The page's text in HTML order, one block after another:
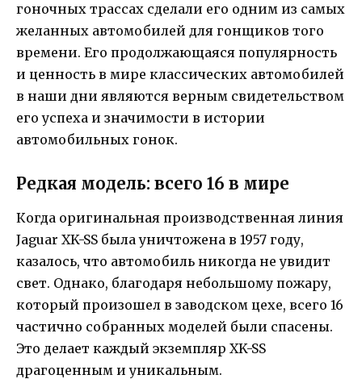
гоночных трассах сделали его одним из самых
желанных автомобилей для гонщиков того
времени. Его продолжающаяся популярность
и ценность в мире классических автомобилей
в наши дни являются верным свидетельством
его успеха и значимости в истории
автомобильных гонок.
Редкая модель: всего 16 в мире
Когда оригинальная производственная линия
Jaguar XK-SS была уничтожена в 1957 году,
казалось, что автомобиль никогда не увидит
свет. Однако, благодаря небольшому пожару,
который произошел в заводском цехе, всего 16
частично собранных моделей были спасены.
Это делает каждый экземпляр XK-SS
драгоценным и уникальным.